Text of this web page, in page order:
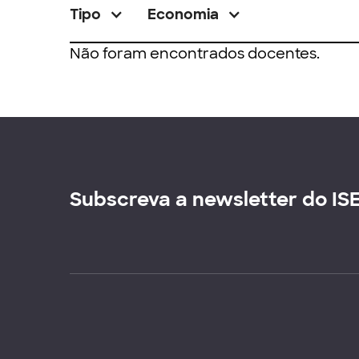
Tipo Economia
Não foram encontrados docentes.
Subscreva a newsletter do